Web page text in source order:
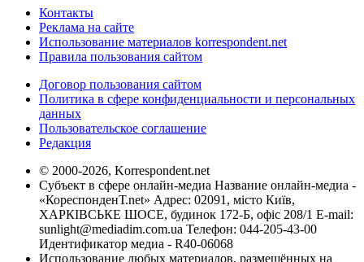
Контакты
Реклама на сайте
Использование материалов korrespondent.net
Правила пользования сайтом
Договор пользования сайтом
Политика в сфере конфиденциальности и персональных
данных
Пользовательское соглашение
Редакция
© 2000-2026, Korrespondent.net
Субъект в сфере онлайн-медиа Название онлайн-медиа -
«КореспонденТ.net» Адрес: 02091, місто Київ,
ХАРКІВСЬКЕ ШОСЕ, будинок 172-Б, офіс 208/1 E-mail:
sunlight@mediadim.com.ua Телефон: 044-205-43-00
Идентификатор медиа - R40-06068
Использование любых материалов, размещённых на